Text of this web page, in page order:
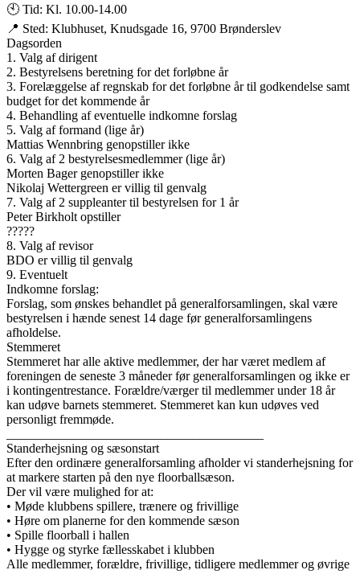
🕙 Tid: Kl. 10.00-14.00
📍 Sted: Klubhuset, Knudsgade 16, 9700 Brønderslev
Dagsorden
1. Valg af dirigent
2. Bestyrelsens beretning for det forløbne år
3. Forelæggelse af regnskab for det forløbne år til godkendelse samt
budget for det kommende år
4. Behandling af eventuelle indkomne forslag
5. Valg af formand (lige år)
Mattias Wennbring genopstiller ikke
6. Valg af 2 bestyrelsesmedlemmer (lige år)
Morten Bager genopstiller ikke
Nikolaj Wettergreen er villig til genvalg
7. Valg af 2 suppleanter til bestyrelsen for 1 år
Peter Birkholt opstiller
?????
8. Valg af revisor
BDO er villig til genvalg
9. Eventuelt
Indkomne forslag:
Forslag, som ønskes behandlet på generalforsamlingen, skal være
bestyrelsen i hænde senest 14 dage før generalforsamlingens
afholdelse.
Stemmeret
Stemmeret har alle aktive medlemmer, der har været medlem af
foreningen de seneste 3 måneder før generalforsamlingen og ikke er
i kontingentrestance. Forældre/værger til medlemmer under 18 år
kan udøve barnets stemmeret. Stemmeret kan kun udøves ved
personligt fremmøde.
Standerhejsning og sæsonstart
Efter den ordinære generalforsamling afholder vi standerhejsning for
at markere starten på den nye floorballsæson.
Der vil være mulighed for at:
• Møde klubbens spillere, trænere og frivillige
• Høre om planerne for den kommende sæson
• Spille floorball i hallen
• Hygge og styrke fællesskabet i klubben
Alle medlemmer, forældre, frivillige, tidligere medlemmer og øvrige